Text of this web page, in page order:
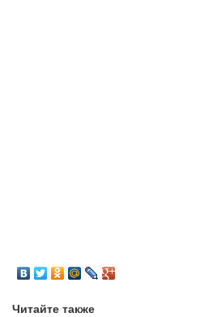
Читайте также